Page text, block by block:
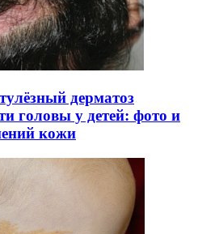
дерматоз
головы у детей: фото и
кожи